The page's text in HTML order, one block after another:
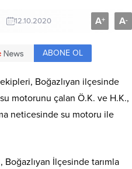
12.10.2020 A+ A-
ABONE OL
Boğazlıyan ilçesinde
motorunu çalan Ö.K. ve H.K.,
neticesinde su motoru ile
Boğazlıyan İlçesinde tarımla